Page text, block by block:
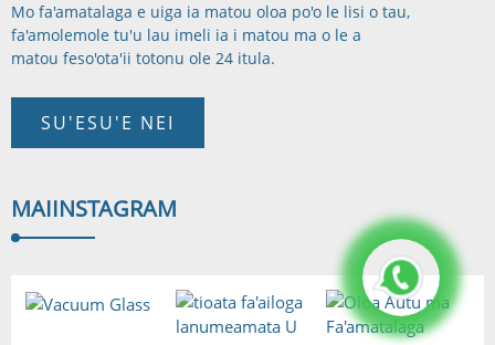
Mo fa'amatalaga e uiga ia matou oloa po'o le lisi o tau,
fa'amolemole tu'u lau imeli ia i matou ma o le a
matou feso'ota'ii totonu ole 24 itula.
SU'ESU'E NEI
MAIINSTAGRAM